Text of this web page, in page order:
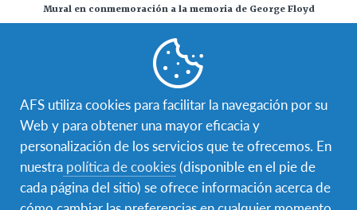
Mural en conmemoración a la memoria de George Floyd
Reflexionemos entre todas y
Es más importante que nunca no tratar este momento
de la historia como un día más, sino detenerse,
escuchar y reflexionar. Reconocemos que cada una de
nosotras y nosotros en AFS, y en toda la comunidad
educativa internacional, podemos y debemos mejorar
AFS utiliza cookies para facilitar la navegación por su
Web y para obtener una mayor eficacia y
personalización de los servicios que te ofrecemos. En
nuestra política de cookies(disponible en el pie de
cada página del sitio) se ofrece información acerca de